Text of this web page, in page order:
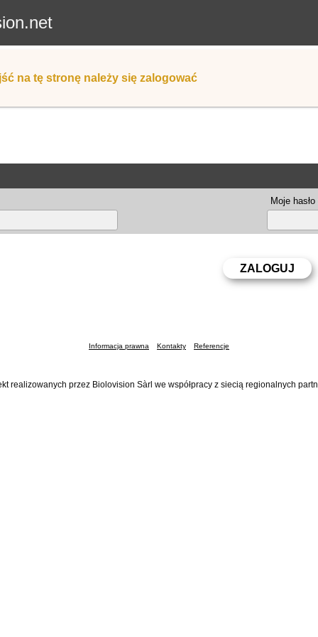
na tę stronę należy się zalogować
Moje hasło
Informacja prawna Kontakty Referencje
realizowanych przez Biolovision Sàrl we współpracy z siecią regionalnych